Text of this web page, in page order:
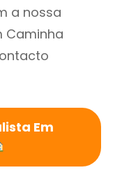
a nossa
Caminha
Em